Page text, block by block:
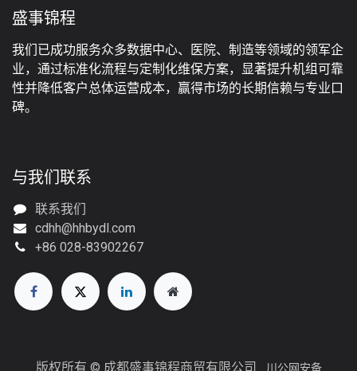
盛事锦程
我们已成功服务众多数据中心、医院、制造等领域的领军企
业，通过标准化流程与定制化维保方案，显著提升机组可靠
性并降低客户总体运营成本，赢得市场的长期信赖与专业口
碑。
与我们联系
联系我们
cdhh@hhbydl.com
+86 028-83902267
版权所有 © 成都盛事锦程商贸有限公司 川公网安备